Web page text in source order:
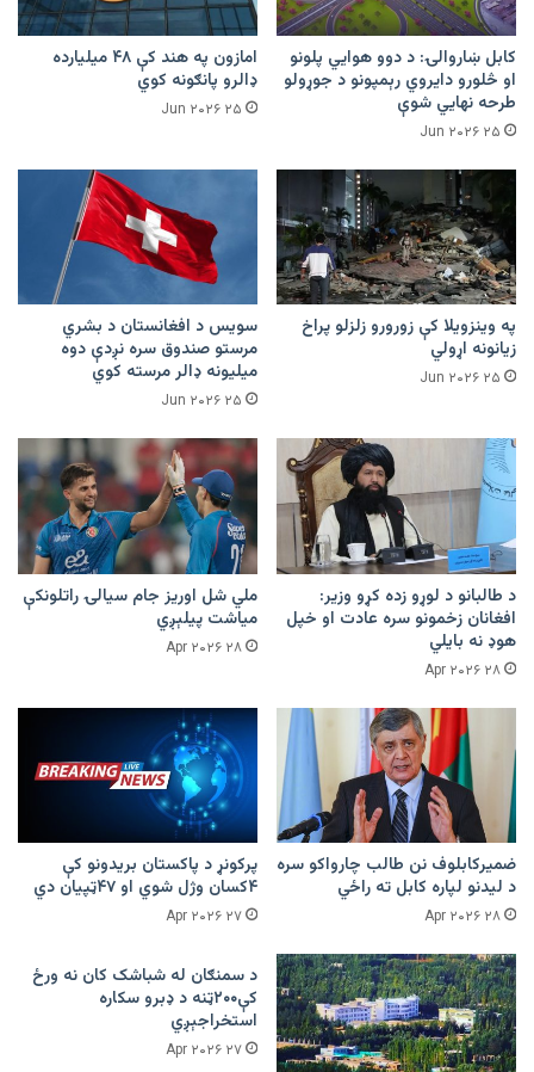
کابل ښاروالۍ: د دوو هوايي پلونو
او څلورو دایروي رېمپونو د جوړولو
طرحه نهایي شوې
۲۵ Jun ۲۰۲۶
امازون په هند کې ۴۸ میلیارده
ډالرو پانګونه کوي
۲۵ Jun ۲۰۲۶
په وینزویلا کې زورورو زلزلو پراخ
زیانونه اړولي
۲۵ Jun ۲۰۲۶
سویس د افغانستان د بشري
مرستو صندوق سره نږدې دوه
میلیونه ډالر مرسته کوي
۲۵ Jun ۲۰۲۶
د طالبانو د لوړو زده کړو وزیر:
افغانان زخمونو سره عادت او خپل
هوډ نه بایلي
۲۸ Apr ۲۰۲۶
ملي شل اوریز جام سیالۍ راتلونکې
میاشت پیلېږي
۲۸ Apr ۲۰۲۶
ضمیرکابلوف نن طالب چارواکو سره
د لیدنو لپاره کابل ته راځي
۲۸ Apr ۲۰۲۶
پرکونړ د پاکستان بریدونو کې
۴کسان وژل شوي او ۴۷ټپیان دي
۲۷ Apr ۲۰۲۶
د سمنګان له شباشک کان نه ورځ
کې۲۰۰ټنه د ډبرو سکاره
استخراجېږي
۲۷ Apr ۲۰۲۶